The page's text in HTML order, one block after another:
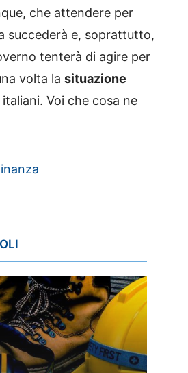
che attendere per
succederà e, soprattutto,
tenterà di agire per
volta la situazione
italiani. Voi che cosa ne